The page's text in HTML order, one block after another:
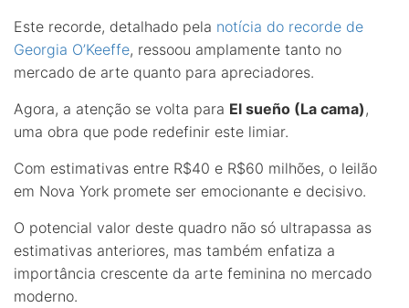
Este recorde, detalhado pela notícia do recorde de
Georgia O’Keeffe, ressoou amplamente tanto no
mercado de arte quanto para apreciadores.
Agora, a atenção se volta para El sueño (La cama) ,
uma obra que pode redefinir este limiar.
Com estimativas entre R$40 e R$60 milhões, o leilão
em Nova York promete ser emocionante e decisivo.
O potencial valor deste quadro não só ultrapassa as
estimativas anteriores, mas também enfatiza a
importância crescente da arte feminina no mercado
moderno.